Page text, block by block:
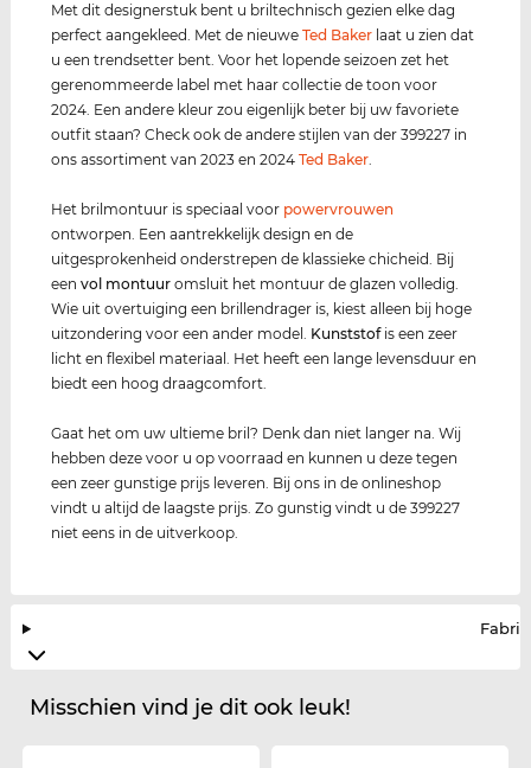
Met dit designerstuk bent u briltechnisch gezien elke dag
perfect aangekleed. Met de nieuweTed Baker laat u zien dat
u een trendsetter bent. Voor het lopende seizoen zet het
gerenommeerde label met haar collectie de toon voor
2024. Een andere kleur zou eigenlijk beter bij uw favoriete
outfit staan? Check ook de andere stijlen van der 399227 in
ons assortiment van 2023 en 2024Ted Baker.
Het brilmontuur is speciaal voor powervrouwen
ontworpen. Een aantrekkelijk design en de
uitgesprokenheid onderstrepen de klassieke chicheid. Bij
eenvol montuur omsluit het montuur de glazen volledig.
Wie uit overtuiging een brillendrager is, kiest alleen bij hoge
uitzondering voor een ander model. Kunststofis een zeer
licht en flexibel materiaal. Het heeft een lange levensduur en
biedt een hoog draagcomfort.
Gaat het om uw ultieme bril? Denk dan niet langer na. Wij
hebben deze voor u op voorraad en kunnen u deze tegen
een zeer gunstige prijs leveren. Bij ons in de onlineshop
vindt u altijd de laagste prijs. Zo gunstig vindt u de 399227
niet eens in de uitverkoop.
Misschien vind je dit ook leuk!